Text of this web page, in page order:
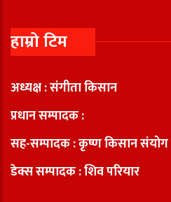
हाम्रो टिम
अध्यक्ष : संगीता किसान
प्रधान सम्पादक :
सह-सम्पादक : कृष्ण किसान संयोग
डेक्स सम्पादक : शिव परियार